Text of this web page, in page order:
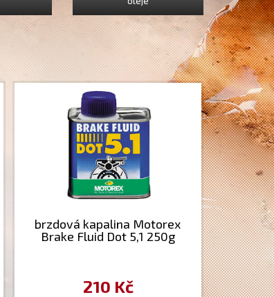
brzdová kapalina Motorex
Brake Fluid Dot 5,1 250g
210 Kč